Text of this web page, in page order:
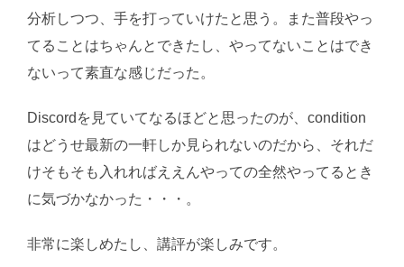
分析しつつ、手を打っていけたと思う。また普段やっ
てることはちゃんとできたし、やってないことはでき
ないって素直な感じだった。
Discordを見ていてなるほどと思ったのが、condition
はどうせ最新の一軒しか見られないのだから、それだ
けそもそも入れればええんやっての全然やってるとき
に気づかなかった・・・。
非常に楽しめたし、講評が楽しみです。